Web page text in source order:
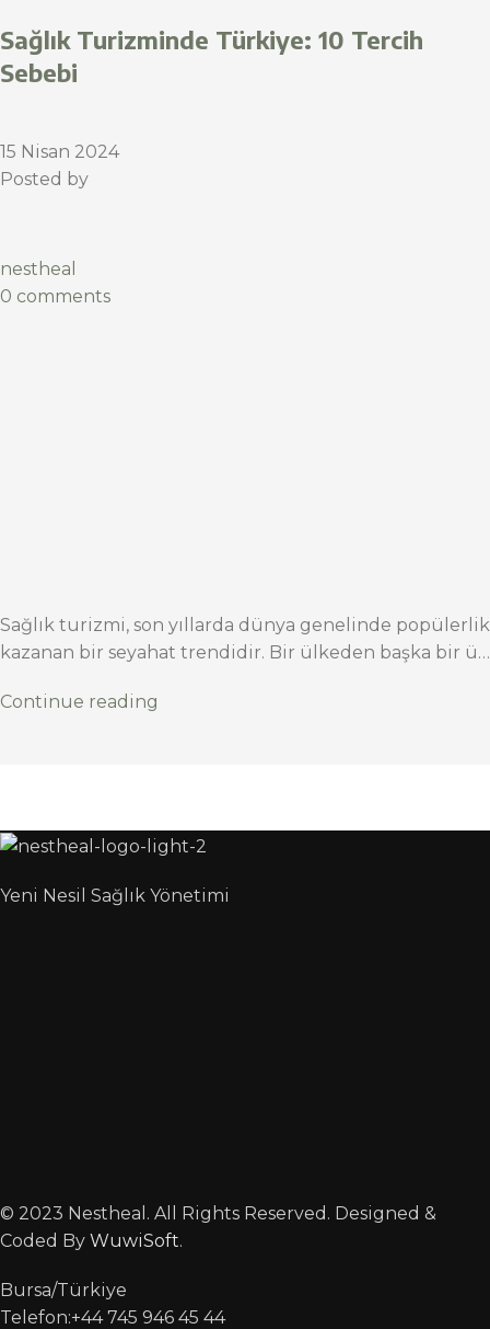
Sağlık Turizminde Türkiye: 10 Tercih
Sebebi
15 Nisan 2024
Posted by
nestheal
0 comments
Sağlık turizmi, son yıllarda dünya genelinde popülerlik
kazanan bir seyahat trendidir. Bir ülkeden başka bir ü…
Continue reading
Yeni Nesil Sağlık Yönetimi
© 2023 Nestheal. All Rights Reserved. Designed &
Coded By WuwiSoft.
Bursa/Türkiye
Telefon:+44 745 946 45 44